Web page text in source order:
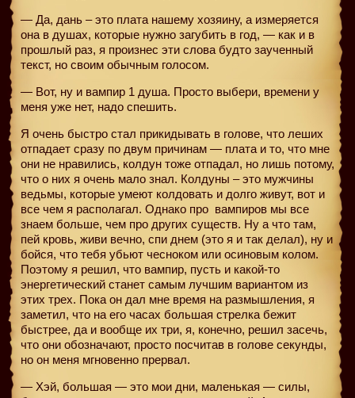
— Да, дань – это плата нашему хозяину, а измеряется
она в душах, которые нужно загубить в год, — как и в
прошлый раз, я произнес эти слова будто заученный
текст, но своим обычным голосом.
— Вот, ну и вампир 1 душа. Просто выбери, времени у
меня уже нет, надо спешить.
Я очень быстро стал прикидывать в голове, что леших
отпадает сразу по двум причинам — плата и то, что мне
они не нравились, колдун тоже отпадал, но лишь потому,
что о них я очень мало знал. Колдуны – это мужчины
ведьмы, которые умеют колдовать и долго живут, вот и
все чем я располагал. Однако про вампиров мы все
знаем больше, чем про других существ. Ну а что там,
пей кровь, живи вечно, спи днем (это я и так делал), ну и
бойся, что тебя убьют чесноком или осиновым колом.
Поэтому я решил, что вампир, пусть и какой-то
энергетический станет самым лучшим вариантом из
этих трех. Пока он дал мне время на размышления, я
заметил, что на его часах большая стрелка бежит
быстрее, да и вообще их три, я, конечно, решил засечь,
что они обозначают, просто посчитав в голове секунды,
но он меня мгновенно прервал.
— Хэй, большая — это мои дни, маленькая — силы,